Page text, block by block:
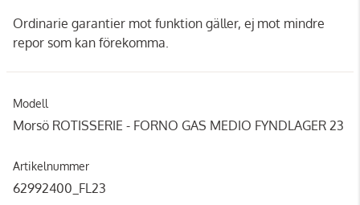
Ordinarie garantier mot funktion gäller, ej mot mindre
repor som kan förekomma.
Modell
Morsö ROTISSERIE - FORNO GAS MEDIO FYNDLAGER 23
Artikelnummer
62992400_FL23